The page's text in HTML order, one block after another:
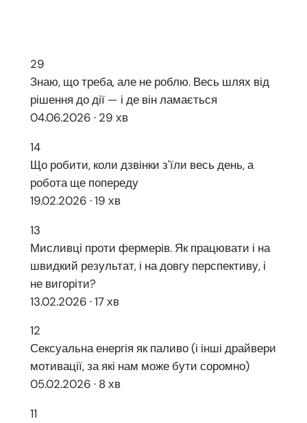
29
Знаю, що треба, але не роблю. Весь шлях від
рішення до дії — і де він ламається
04.06.2026 · 29 хв
14
Що робити, коли дзвінки з'їли весь день, а
робота ще попереду
19.02.2026 · 19 хв
13
Мисливці проти фермерів. Як працювати і на
швидкий результат, і на довгу перспективу, і
не вигоріти?
13.02.2026 · 17 хв
12
Сексуальна енергія як паливо (і інші драйвери
мотивації, за які нам може бути соромно)
05.02.2026 · 8 хв
11